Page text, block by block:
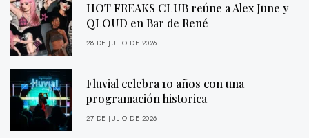
HOT FREAKS CLUB reúne a Alex June y
QLOUD en Bar de René
28 DE JULIO DE 2026
Fluvial celebra 10 años con una
programación historica
27 DE JULIO DE 2026